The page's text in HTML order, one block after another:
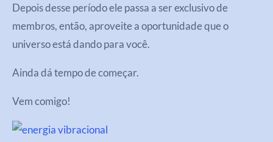
Depois desse período ele passa a ser exclusivo de
membros, então, aproveite a oportunidade que o
universo está dando para você.
Ainda dá tempo de começar.
Vem comigo!